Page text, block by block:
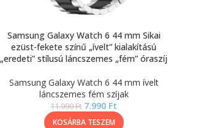
Samsung Galaxy Watch 6 44 mm Sikai
ezüst-fekete színű „ívelt” kialakítású
„eredeti” stílusú láncszemes „fém” óraszíj
Samsung Galaxy Watch 6 44 mm ívelt
láncszemes fém szíjak
11.990Ft 7.990 Ft
KOSÁRBA TESZEM